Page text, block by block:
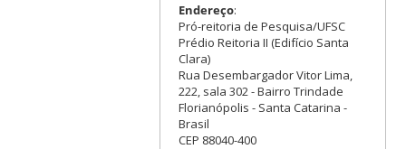
Endereço:
Pró-reitoria de Pesquisa/UFSC
Prédio Reitoria II (Edifício Santa
Clara)
Rua Desembargador Vitor Lima,
222, sala 302 - Bairro Trindade
Florianópolis - Santa Catarina -
Brasil
CEP 88040-400